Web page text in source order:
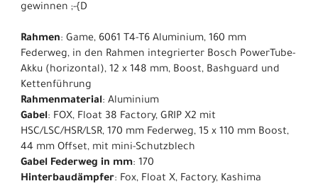
gewinnen ;-{D
Rahmen: Game, 6061 T4-T6 Aluminium, 160 mm
Federweg, in den Rahmen integrierter Bosch PowerTube-
Akku (horizontal), 12 x 148 mm, Boost, Bashguard und
Kettenführung
Rahmenmaterial: Aluminium
Gabel: FOX, Float 38 Factory, GRIP X2 mit
HSC/LSC/HSR/LSR, 170 mm Federweg, 15 x 110 mm Boost,
44 mm Offset, mit mini-Schutzblech
Gabel Federweg in mm: 170
Hinterbaudämpfer: Fox, Float X, Factory, Kashima